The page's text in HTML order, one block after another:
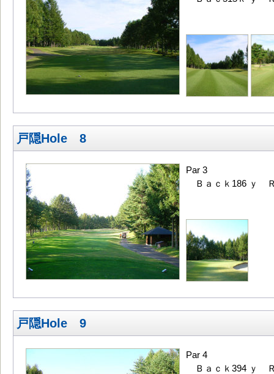
戸隠Hole 8
Par 3
Ｂａｃｋ186 ｙ
戸隠Hole 9
Par 4
Ｂａｃｋ394 ｙ